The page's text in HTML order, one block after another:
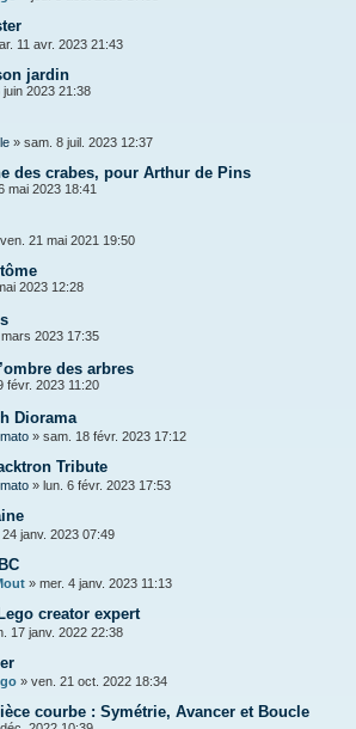
11 avr. 2023 21:43
jardin
juin 2023 21:38
» sam. 8 juil. 2023 12:37
des crabes, pour Arthur de Pins
mai 2023 18:41
ven. 21 mai 2021 19:50
2023 12:28
2023 17:35
des arbres
févr. 2023 11:20
Diorama
» sam. 18 févr. 2023 17:12
Tribute
» lun. 6 févr. 2023 17:53
24 janv. 2023 07:49
» mer. 4 janv. 2023 11:13
creator expert
17 janv. 2022 22:38
» ven. 21 oct. 2022 18:34
courbe : Symétrie, Avancer et Boucle